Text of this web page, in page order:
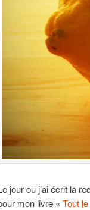
jour ou j’ai écrit la
mon livre « Tout